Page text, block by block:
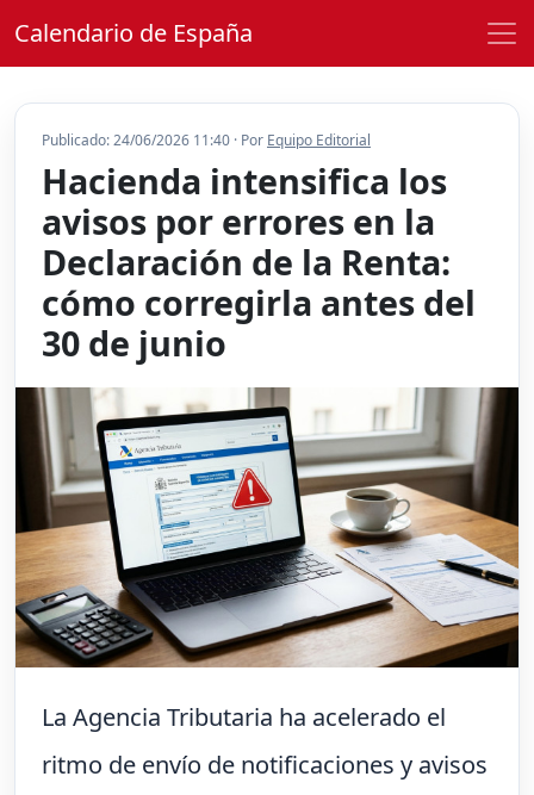
Calendario de España
Publicado: 24/06/2026 11:40 · Por Equipo Editorial
Hacienda intensifica los
avisos por errores en la
Declaración de la Renta:
cómo corregirla antes del
30 de junio
La Agencia Tributaria ha acelerado el
ritmo de envío de notificaciones y avisos